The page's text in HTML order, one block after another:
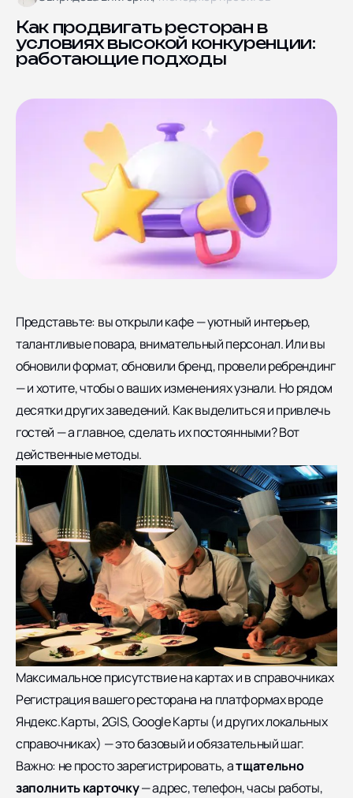
Блог
Отзывы
Контакты
Документы
Ярославская улица дом
8, корпус 5
СОЦИАЛЬНЫЕ СЕТИ
Как продвигать ресторан в
условиях высокой конкуренции:
работающие подходы
Представьте: вы открыли кафе — уютный интерьер,
талантливые повара, внимательный персонал. Или вы
обновили формат, обновили бренд, провели ребрендинг
— и хотите, чтобы о ваших изменениях узнали. Но рядом
десятки других заведений. Как выделиться и привлечь
гостей — а главное, сделать их постоянными?Вот
действенные методы.
Максимальное присутствие на картах и в справочниках
Регистрация вашего ресторана на платформах вроде
Яндекс.Карты, 2GIS, Google Карты (и других локальных
справочниках) — это базовый и обязательный шаг.
Важно: не просто зарегистрировать, атщательно
заполнить карточку— адрес, телефон, часы работы,